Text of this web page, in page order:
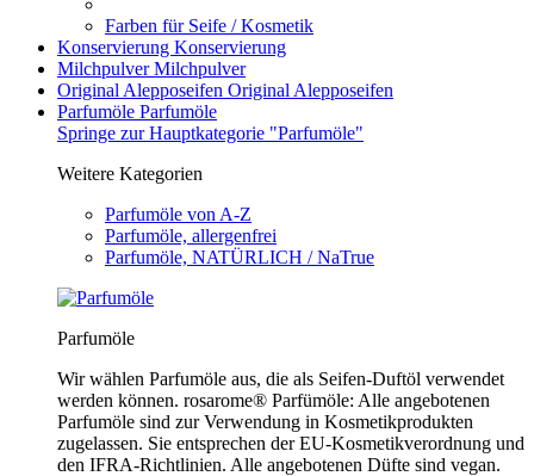
Farben für Seife / Kosmetik
Konservierung Konservierung
MilchpulverMilchpulver
Original Alepposeifen Original Alepposeifen
Parfumöle Parfumöle
Springe zur Hauptkategorie "Parfumöle"
Weitere Kategorien
Parfumöle von A-Z
Parfumöle, allergenfrei
Parfumöle, NATÜRLICH / NaTrue
Parfumöle
Wir wählen Parfumöle aus, die als Seifen-Duftöl verwendet
werden können. rosarome® Parfümöle: Alle angebotenen
Parfumöle sind zur Verwendung in Kosmetikprodukten
zugelassen. Sie entsprechen der EU-Kosmetikverordnung und
den IFRA-Richtlinien. Alle angebotenen Düfte sind vegan.